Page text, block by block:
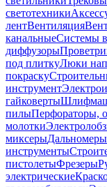
светотехники
лентВентиляция
канальныеСистемы
диффузоры
под плиткуЛюки
покраску
инструмент
гайковерты
пилыПерфораторы,
молотки
миксерыДальномеры
инструменты
пистолетыФрезеры
электрические